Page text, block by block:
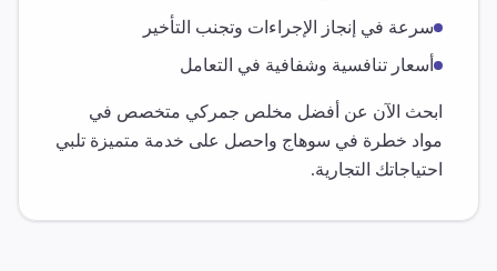
سرعة في إنجاز الإجراءات وتجنب التأخير
أسعار تنافسية وشفافية في التعامل
ابحث الآن عن أفضل مخلص جمركي متخصص في
مواد خطرة في سوهاج واحصل على خدمة متميزة تلبي
احتياجاتك التجارية.